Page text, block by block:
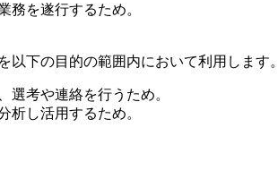
務を遂行するため。
下の目的の範囲内において利用します。
選考や連絡を行うため。
析し活用するため。